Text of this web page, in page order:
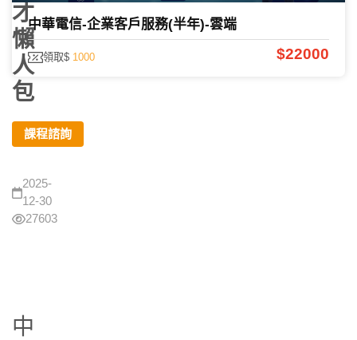
才
懶
人
包
課程諮詢
2025-
12-30
27603
中
中華電信-企業客戶服務(半年)-雲端
領取$ 1000 $22000